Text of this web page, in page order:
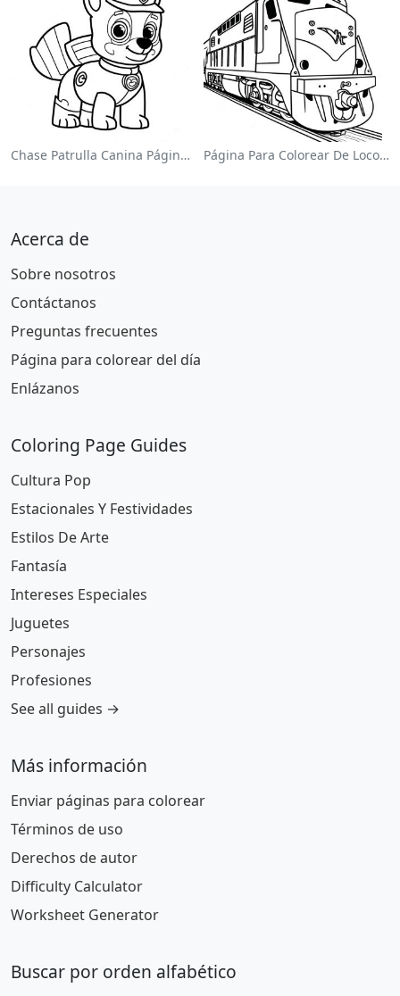
Chase Patrulla Canina Página Para Colorear Página Para Colorear De Locomotora Colorida
Acerca de
Sobre nosotros
Contáctanos
Preguntas frecuentes
Página para colorear del día
Enlázanos
Coloring Page Guides
Cultura Pop
Estacionales Y Festividades
Estilos De Arte
Fantasía
Intereses Especiales
Juguetes
Personajes
Profesiones
See all guides →
Más información
Enviar páginas para colorear
Términos de uso
Derechos de autor
Difficulty Calculator
Worksheet Generator
Buscar por orden alfabético